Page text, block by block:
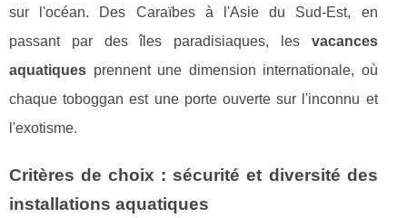
sur l'océan. Des Caraïbes à l'Asie du Sud-Est, en
passant par des îles paradisiaques, les vacances
aquatiques prennent une dimension internationale, où
chaque toboggan est une porte ouverte sur l'inconnu et
l'exotisme.
Critères de choix : sécurité et diversité des
installations aquatiques